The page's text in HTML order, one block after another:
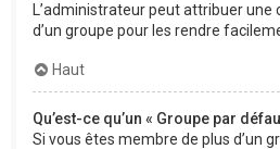
L’administrateur peut attribuer
d’un groupe pour les rendre
Haut
Qu’est-ce qu’un « Groupe par
Si vous êtes membre de plus d’un